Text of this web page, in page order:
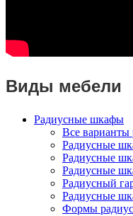
Виды мебели
Радиусные шкафы
Все
Радиусные
Радиусные
Радиусные
Радиусный
Радиусные
Формы